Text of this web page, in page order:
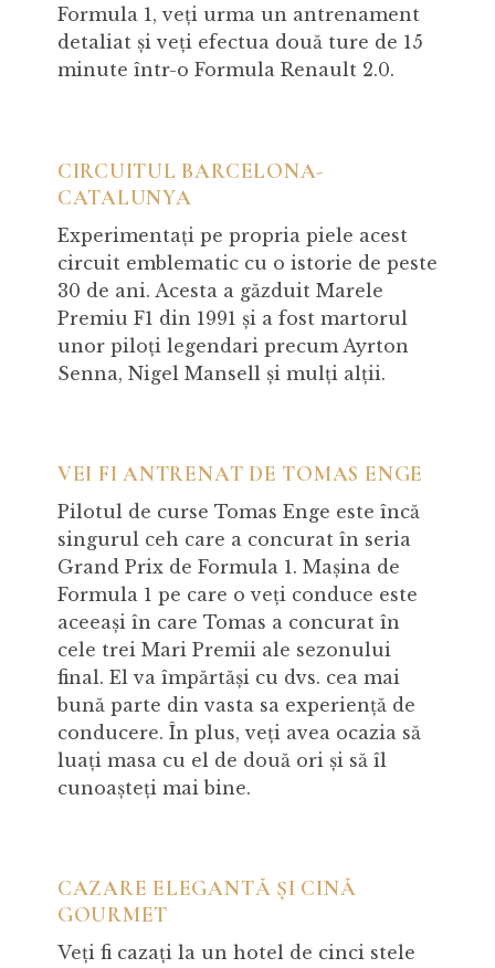
Formula 1, veți urma un antrenament
detaliat și veți efectua două ture de 15
minute într-o Formula Renault 2.0.
CIRCUITUL BARCELONA-
CATALUNYA
Experimentați pe propria piele acest
circuit emblematic cu o istorie de peste
30 de ani. Acesta a găzduit Marele
Premiu F1 din 1991 și a fost martorul
unor piloți legendari precum Ayrton
Senna, Nigel Mansell și mulți alții.
VEI FI ANTRENAT DE TOMAS ENGE
Pilotul de curse Tomas Enge este încă
singurul ceh care a concurat în seria
Grand Prix de Formula 1. Mașina de
Formula 1 pe care o veți conduce este
aceeași în care Tomas a concurat în
cele trei Mari Premii ale sezonului
final. El va împărtăși cu dvs. cea mai
bună parte din vasta sa experiență de
conducere. În plus, veți avea ocazia să
luați masa cu el de două ori și să îl
cunoașteți mai bine.
CAZARE ELEGANTĂ ȘI CINĂ
GOURMET
Veți fi cazați la un hotel de cinci stele